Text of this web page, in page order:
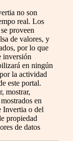
no son
real. Los
proveen
de valores, y
por lo que
inversión
en ningún
la actividad
este portal.
mostrar,
en
Invertia o del
propiedad
de datos